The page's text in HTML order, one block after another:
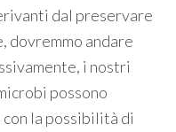
dal preservare
dovremmo andare
i nostri
possono
la possibilità di